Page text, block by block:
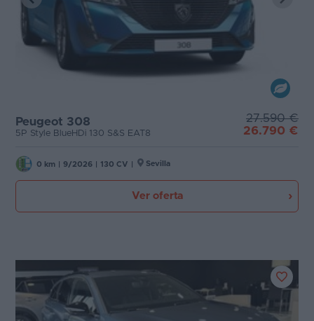
Peugeot 308
5P Style BlueHDi 130 S&S EAT8
27.590 €
26.790 €
0 km 9/2026 130 CV Sevilla
Ver oferta